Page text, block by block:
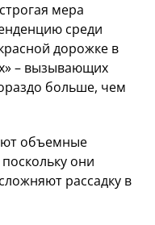
мера
среди
дорожке в
– вызывающих
больше, чем
объемные
они
рассадку в